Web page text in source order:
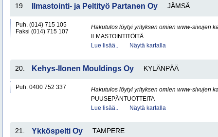
19. Ilmastointi- ja Peltityö Partanen Oy JÄMSÄ
Puh. (014) 715 105
Faksi (014) 715 107
Hakutulos löytyi yrityksen omien www-sivujen
ILMASTOINTITÖITÄ
Lue lisää..
Näytä kartalla
20. Kehys-Ilonen Mouldings Oy KYLÄNPÄÄ
Puh. 0400 752 337
Hakutulos löytyi yrityksen omien www-sivujen
PUUSEPÄNTUOTTEITA
Lue lisää..
Näytä kartalla
21. Ykköspelti Oy TAMPERE